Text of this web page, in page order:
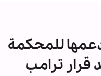
دعمها للمحكمة
قرار ترامب